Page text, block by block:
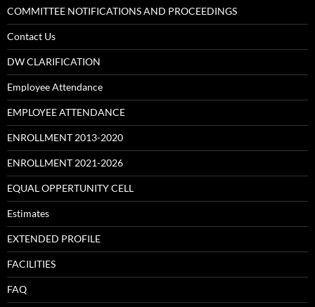
COMMITTEE NOTIFICATIONS AND PROCEEDINGS
Contact Us
DW CLARIFICATION
Employee Attendance
EMPLOYEE ATTENDANCE
ENROLLMENT 2013-2020
ENROLLMENT 2021-2026
EQUAL OPPERTUNITY CELL
Estimates
EXTENDED PROFILE
FACILITIES
FAQ